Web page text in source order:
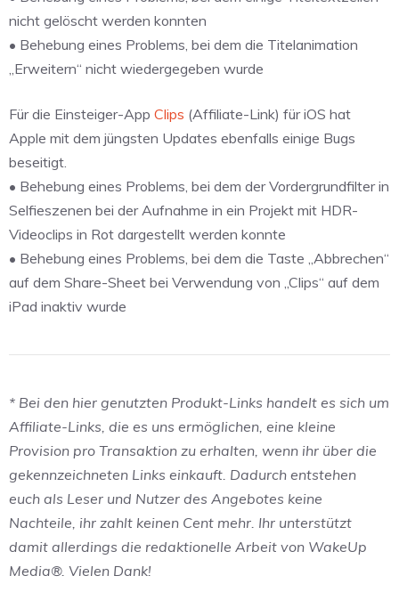
nicht gelöscht werden konnten
• Behebung eines Problems, bei dem die Titelanimation
„Erweitern“ nicht wiedergegeben wurde
Für die Einsteiger-App Clips (Affiliate-Link) für iOS hat
Apple mit dem jüngsten Updates ebenfalls einige Bugs
beseitigt.
• Behebung eines Problems, bei dem der Vordergrundfilter in
Selfieszenen bei der Aufnahme in ein Projekt mit HDR-
Videoclips in Rot dargestellt werden konnte
• Behebung eines Problems, bei dem die Taste „Abbrechen“
auf dem Share-Sheet bei Verwendung von „Clips“ auf dem
iPad inaktiv wurde
* Bei den hier genutzten Produkt-Links handelt es sich um
Affiliate-Links, die es uns ermöglichen, eine kleine
Provision pro Transaktion zu erhalten, wenn ihr über die
gekennzeichneten Links einkauft. Dadurch entstehen
euch als Leser und Nutzer des Angebotes keine
Nachteile, ihr zahlt keinen Cent mehr. Ihr unterstützt
damit allerdings die redaktionelle Arbeit von WakeUp
Media®. Vielen Dank!